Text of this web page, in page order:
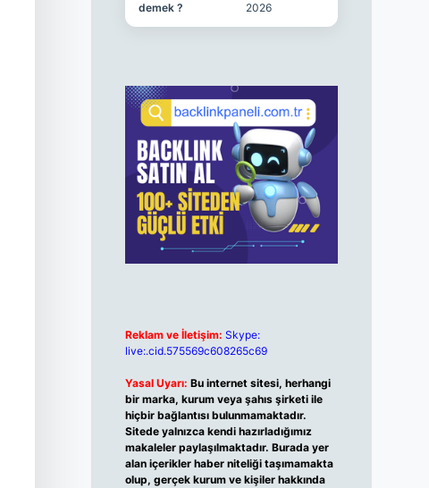
demek ?
2026
Reklam ve İletişim: Skype:
live:.cid.575569c608265c69
Yasal Uyarı: Bu internet sitesi, herhangi
bir marka, kurum veya şahıs şirketi ile
hiçbir bağlantısı bulunmamaktadır.
Sitede yalnızca kendi hazırladığımız
makaleler paylaşılmaktadır. Burada yer
alan içerikler haber niteliği taşımamakta
olup, gerçek kurum ve kişiler hakkında